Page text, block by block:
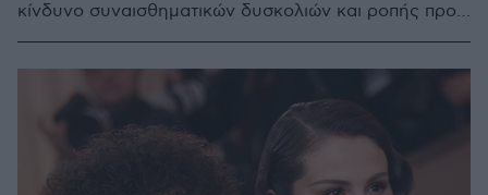
κίνδυνο συναισθηματικών δυσκολιών και ροπής προς